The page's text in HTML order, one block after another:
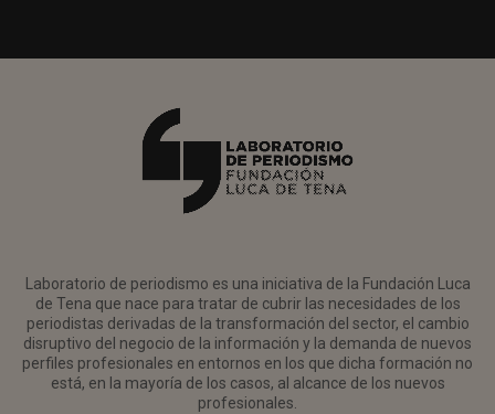
Laboratorio de periodismo es una iniciativa de la Fundación Luca
de Tena que nace para tratar de cubrir las necesidades de los
periodistas derivadas de la transformación del sector, el cambio
disruptivo del negocio de la información y la demanda de nuevos
perfiles profesionales en entornos en los que dicha formación no
está, en la mayoría de los casos, al alcance de los nuevos
profesionales.